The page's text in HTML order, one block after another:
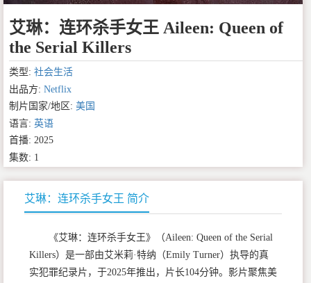
艾琳：连环杀手女王 Aileen: Queen of
the Serial Killers
类型: 社会生活
出品方: Netflix
制片国家/地区: 美国
语言: 英语
首播: 2025
集数: 1
艾琳：连环杀手女王 简介
《艾琳：连环杀手女王》（Aileen: Queen of the Serial
Killers）是一部由艾米莉·特纳（Emily Turner）执导的真
实犯罪纪录片，于2025年推出，片长104分钟。影片聚焦美